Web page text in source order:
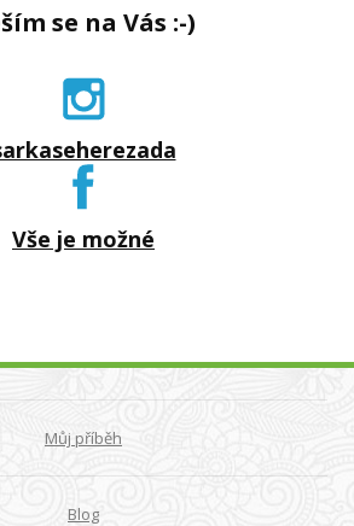
se na Vás :-)
Vše je možné
Můj příběh
Blog